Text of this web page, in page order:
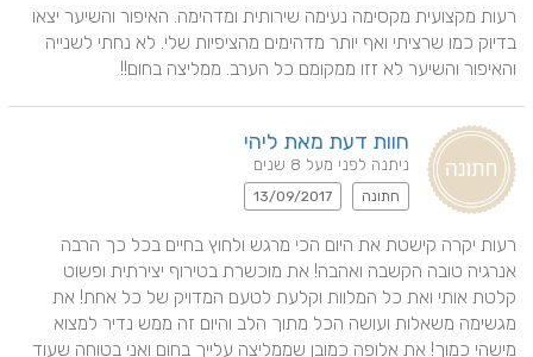
והאיפור והשיער לא זזו ממקומם כל הערב. ממליצה בחום!!
חוות דעת מאת ליהי
ניתנה לפני מעל 8 שנים
חתונה 13/09/2017